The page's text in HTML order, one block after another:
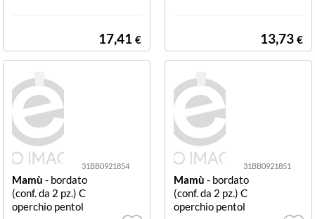
17,41 € 13,73 €
31BB0921854
Mamù - bordato
(conf. da 2 pz.) C
operchio pentol
31BB0921851
Mamù - bordato
(conf. da 2 pz.) C
operchio pentol